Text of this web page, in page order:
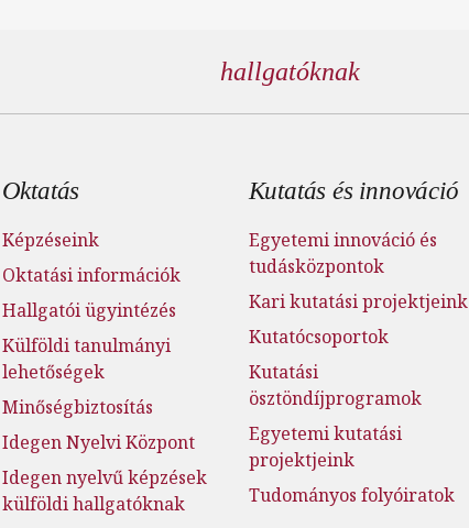
hallgatóknak
Oktatás
Képzéseink
Oktatási információk
Hallgatói ügyintézés
Külföldi tanulmányi
lehetőségek
Minőségbiztosítás
Idegen Nyelvi Központ
Idegen nyelvű képzések
külföldi hallgatóknak
Kutatás és innováció
Egyetemi innováció és
tudásközpontok
Kari kutatási projektjeink
Kutatócsoportok
Kutatási
ösztöndíjprogramok
Egyetemi kutatási
projektjeink
Tudományos folyóiratok